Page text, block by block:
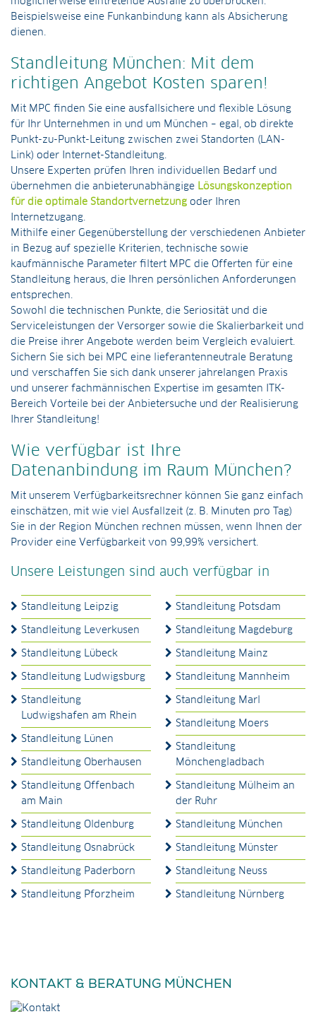
Beispielsweise eine Funkanbindung kann als Absicherung
dienen.
Standleitung München: Mit dem
richtigen Angebot Kosten sparen!
Mit MPC finden Sie eine ausfallsichere und flexible Lösung
für Ihr Unternehmen in und um München – egal, ob direkte
Punkt-zu-Punkt-Leitung zwischen zwei Standorten (LAN-
Link) oder Internet-Standleitung.
Unsere Experten prüfen Ihren individuellen Bedarf und
übernehmen die anbieterunabhängige Lösungskonzeption
für die optimale Standortvernetzung oder Ihren
Internetzugang.
Mithilfe einer Gegenüberstellung der verschiedenen Anbieter
in Bezug auf spezielle Kriterien, technische sowie
kaufmännische Parameter filtert MPC die Offerten für eine
Standleitung heraus, die Ihren persönlichen Anforderungen
entsprechen.
Sowohl die technischen Punkte, die Seriosität und die
Serviceleistungen der Versorger sowie die Skalierbarkeit und
die Preise ihrer Angebote werden beim Vergleich evaluiert.
Sichern Sie sich bei MPC eine lieferantenneutrale Beratung
und verschaffen Sie sich dank unserer jahrelangen Praxis
und unserer fachmännischen Expertise im gesamten ITK-
Bereich Vorteile bei der Anbietersuche und der Realisierung
Ihrer Standleitung!
Wie verfügbar ist Ihre
Datenanbindung im Raum München?
Mit unserem Verfügbarkeitsrechner können Sie ganz einfach
einschätzen, mit wie viel Ausfallzeit (z. B. Minuten pro Tag)
Sie in der Region München rechnen müssen, wenn Ihnen der
Provider eine Verfügbarkeit von 99,99% versichert.
Unsere Leistungen sind auch verfügbar in
Standleitung Leipzig
Standleitung Leverkusen
Standleitung Lübeck
Standleitung Ludwigsburg
Standleitung
Ludwigshafen am Rhein
Standleitung Lünen
Standleitung Oberhausen
Standleitung Offenbach
am Main
Standleitung Oldenburg
Standleitung Osnabrück
Standleitung Paderborn
Standleitung Pforzheim
Standleitung Potsdam
Standleitung Magdeburg
Standleitung Mainz
Standleitung Mannheim
Standleitung Marl
Standleitung Moers
Standleitung
Mönchengladbach
Standleitung Mülheim an
der Ruhr
Standleitung München
Standleitung Münster
Standleitung Neuss
Standleitung Nürnberg
KONTAKT & BERATUNG MÜNCHEN